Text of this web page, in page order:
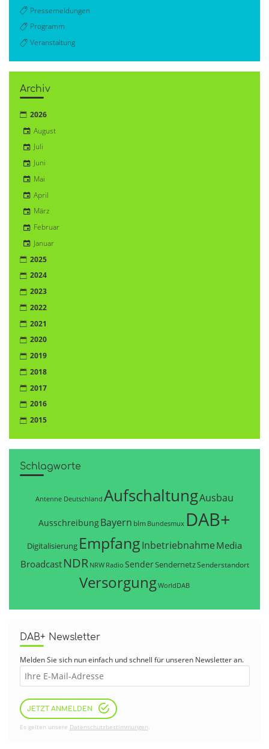
Pressemeldungen
Programm
Veranstaltung
Archiv
2026
August
Juli
Juni
Mai
April
März
Februar
Januar
2025
2024
2023
2022
2021
2020
2019
2018
2017
2016
2015
Schlagworte
Antenne Deutschland AufschaltungAusbau
AusschreibungBayern blm Bundesmux DAB+
Digitalisierung EmpfangInbetriebnahme Media
Broadcast NDR NRW Radio SenderSendernetzSenderstandort
VersorgungWorldDAB
DAB+ Newsletter
Melden Sie sich nun einfach und schnell für unseren Newsletter an.
JETZT ANMELDEN
Es gelten unsere Datenschutzbestimmungen